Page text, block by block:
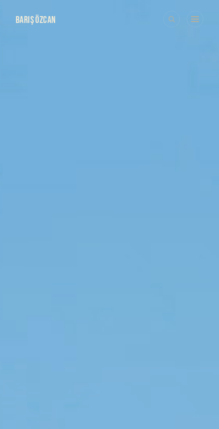
BARIŞ ÖZCAN